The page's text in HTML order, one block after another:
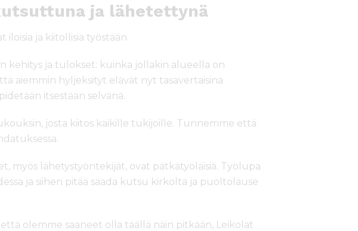
ja lähetettynä
iloisia ja kiitollisia työstään.
kehitys ja tulokset: kuinka jollakin alueella on
aiemmin hyljeksityt elävät nyt tasavertaisina
itsestään selvänä.
josta kiitos kaikille tukijoille. Tunnemme että
myös lähetystyöntekijät, ovat pätkätyöläisiä. Työlupa
ja siihen pitää saada kutsu kirkolta ja puoltolause
että olemme saaneet olla täällä näin pitkään, Leikolat